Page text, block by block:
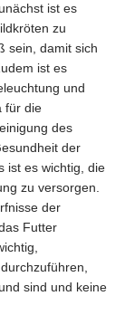
ist es
zu
sein, damit sich
ist es
und
für die
des
der
ist es wichtig, die
zu versorgen.
der
Futter
durchzuführen,
sind und keine